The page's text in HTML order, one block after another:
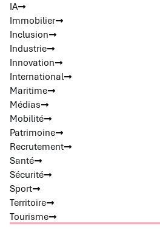
IA
Immobilier
Inclusion
Industrie
Innovation
International
Maritime
Médias
Mobilité
Patrimoine
Recrutement
Santé
Sécurité
Sport
Territoire
Tourisme